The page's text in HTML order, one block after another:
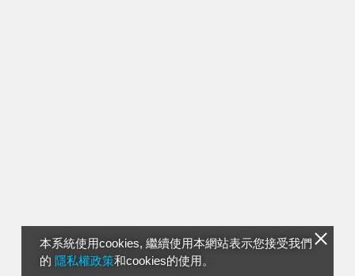
本系統使用cookies, 繼續使用本網站表示您接受我們
的 隱私權政策和cookies的使用。